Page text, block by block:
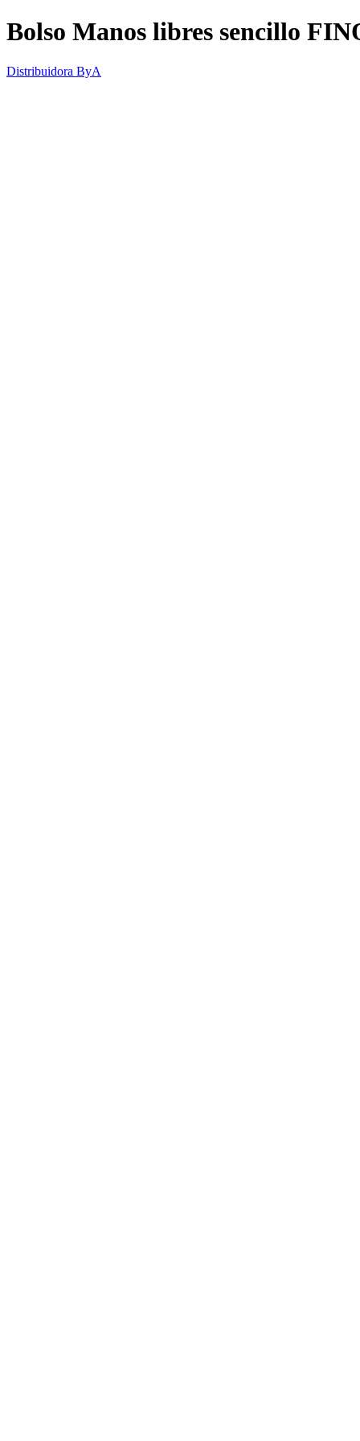
Bolso Manos libres sencillo
Distribuidora ByA